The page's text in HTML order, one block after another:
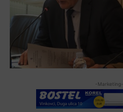
-Marketing-